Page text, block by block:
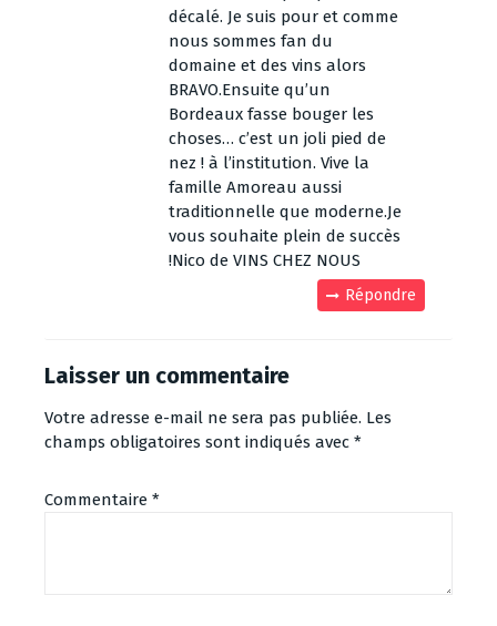
décalé. Je suis pour et comme
nous sommes fan du
domaine et des vins alors
BRAVO.Ensuite qu’un
Bordeaux fasse bouger les
choses… c’est un joli pied de
nez ! à l’institution. Vive la
famille Amoreau aussi
traditionnelle que moderne.Je
vous souhaite plein de succès
!Nico de VINS CHEZ NOUS
Répondre
Laisser un commentaire
Votre adresse e-mail ne sera pas publiée. Les
champs obligatoires sont indiqués avec *
Commentaire *